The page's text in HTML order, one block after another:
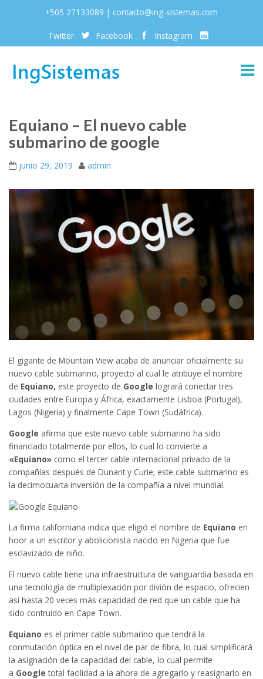
+505 27133089 | contacto@ing-sistemas.com
Twitter Facebook Instagram
Equiano – El nuevo cable
submarino de google
junio 29, 2019 admin
El gigante de Mountain View acaba de anunciar oficialmente su
nuevo cable submarino, proyecto al cual le atribuye el nombre
de Equiano, este proyecto de Google logrará conectar tres
ciudades entre Europa y África, exactamente Lisboa (Portugal),
Lagos (Nigeria) y finalmente Cape Town (Sudáfrica).
Google afirma que este nuevo cable submarino ha sido
financiado totalmente por ellos, lo cual lo convierte a
«Equiano» como el tercer cable internacional privado de la
compañías después de Dunant y Curie; este cable submarino es
la decimocuarta inversión de la compañía a nivel mundial.
La firma californiana indica que eligió el nombre de Equiano en
hoor a un escritor y abolicionista nacido en Nigeria que fue
esclavizado de niño.
El nuevo cable tiene una infraestructura de vanguardia basada en
una tecnología de multiplexación por divión de espacio, ofrecien
así hasta 20 veces más capacidad de red que un cable que ha
sido contruido en Cape Town.
Equiano es el primer cable submarino que tendrá la
conmutación óptica en el nivel de par de fibra, lo cual simplificará
la asignación de la capacidad del cable, lo cual permite
a Google total facilidad a la ahora de agregarlo y reasignarlo en